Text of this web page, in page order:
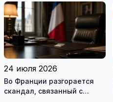
24 июля 2026
Во Франции разгорается
скандал, связанный с